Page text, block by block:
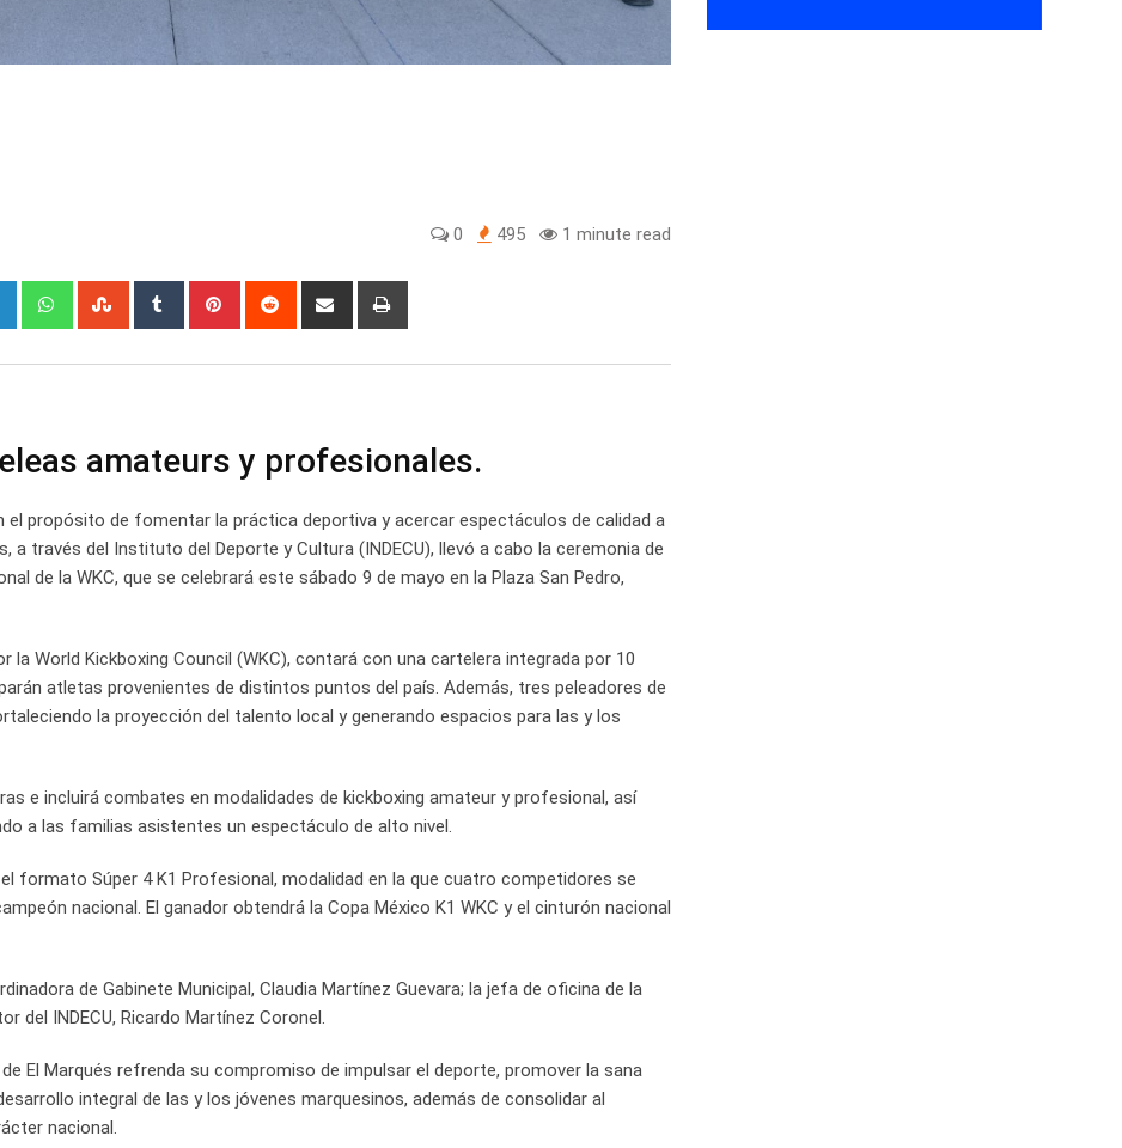
0 495 1 minute read
LinkedIn WhatsappStumbleUpon
Tumblr Pinterest Reddit
Share
amateurs y profesionales.
el propósito de fomentar la práctica deportiva y acercar espectáculos de calidad a
a través del Instituto del Deporte y Cultura (INDECU), llevó a cabo la ceremonia de
de la WKC, que se celebrará este sábado 9 de mayo en la Plaza San Pedro,
la World Kickboxing Council (WKC), contará con una cartelera integrada por 10
atletas provenientes de distintos puntos del país. Además, tres peleadores de
la proyección del talento local y generando espacios para las y los
e incluirá combates en modalidades de kickboxing amateur y profesional, así
a las familias asistentes un espectáculo de alto nivel.
formato Súper 4 K1 Profesional, modalidad en la que cuatro competidores se
nacional. El ganador obtendrá la Copa México K1 WKC y el cinturón nacional
de Gabinete Municipal, Claudia Martínez Guevara; la jefa de oficina de la
del INDECU, Ricardo Martínez Coronel.
El Marqués refrenda su compromiso de impulsar el deporte, promover la sana
integral de las y los jóvenes marquesinos, además de consolidar al
nacional.